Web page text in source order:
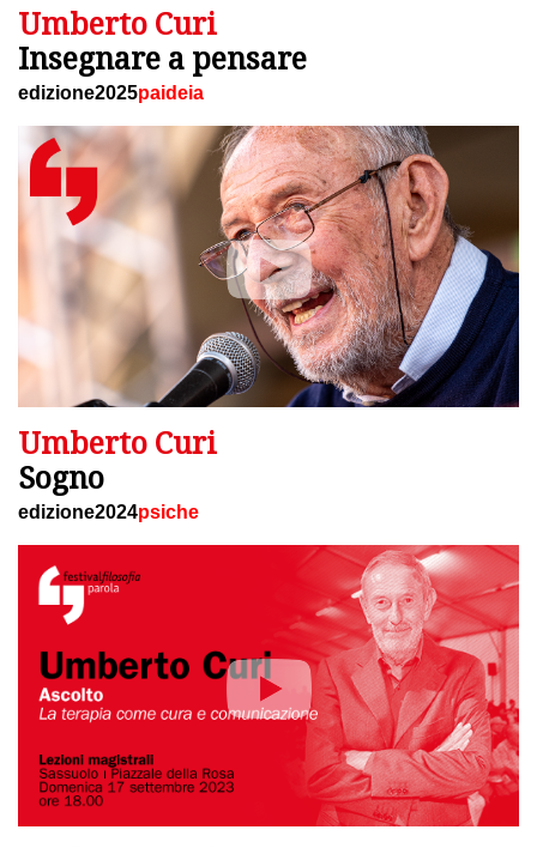
Umberto Curi
Insegnare a pensare
edizione2025paideia
Umberto Curi
Sogno
edizione2024psiche